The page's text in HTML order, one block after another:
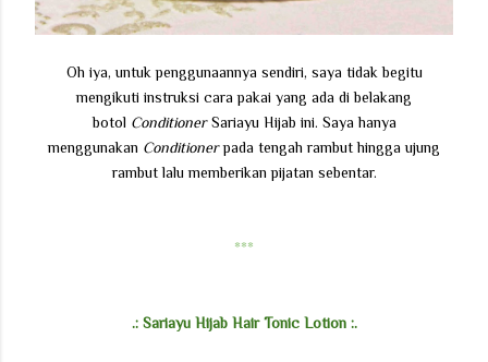
Oh iya, untuk penggunaannya sendiri, saya tidak begitu
mengikuti instruksi cara pakai yang ada di belakang
botol ConditionerSariayu Hijab ini. Saya hanya
menggunakan Conditionerpada tengah rambut hingga ujung
rambut lalu memberikan pijatan sebentar.
***
.: Sariayu Hijab Hair Tonic Lotion :.